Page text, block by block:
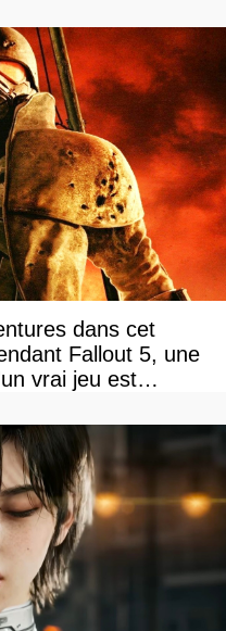
dans cet
Fallout 5, une
vrai jeu est